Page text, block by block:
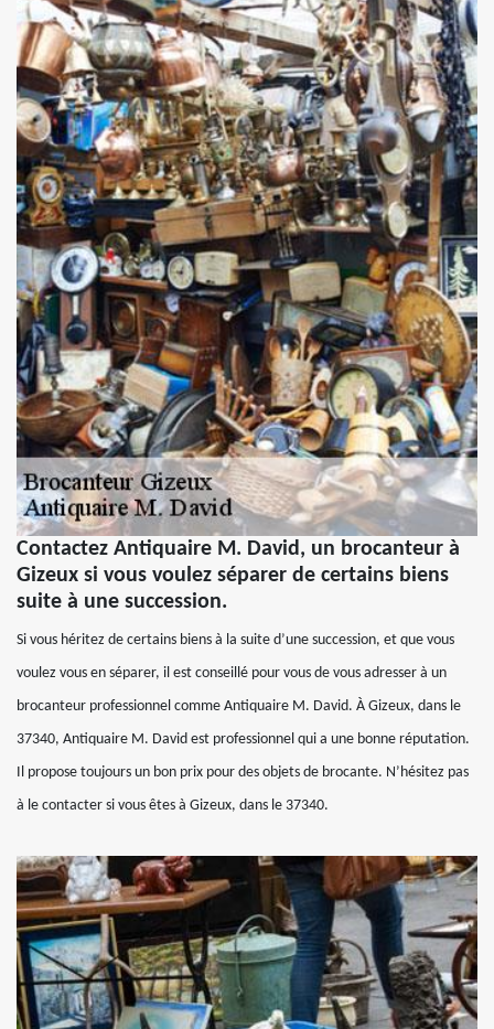
Contactez Antiquaire M. David, un brocanteur à
Gizeux si vous voulez séparer de certains biens
suite à une succession.
Si vous héritez de certains biens à la suite d’une succession, et que vous
voulez vous en séparer, il est conseillé pour vous de vous adresser à un
brocanteur professionnel comme Antiquaire M. David. À Gizeux, dans le
37340, Antiquaire M. David est professionnel qui a une bonne réputation.
Il propose toujours un bon prix pour des objets de brocante. N’hésitez pas
à le contacter si vous êtes à Gizeux, dans le 37340.